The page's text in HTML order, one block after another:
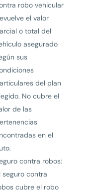
robo vehicular
el valor
o total del
asegurado
sus
del plan
No cubre el
de las
en el
contra robos:
seguro contra
cubre el robo